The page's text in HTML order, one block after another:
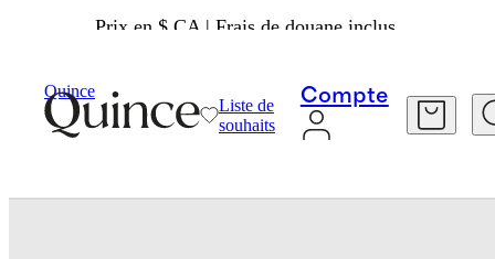
Prix en $ CA | Frais de douane inclus.
Quince
Liste de
souhaits
Compte